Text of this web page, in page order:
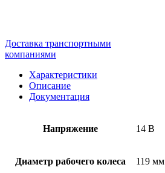
Доставка транспортными
компаниями
Характеристики
Описание
Документация
Напряжение 14 В
Диаметр рабочего колеса 119 мм